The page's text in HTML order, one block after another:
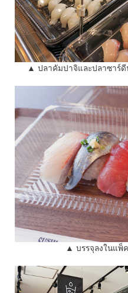
▲ ปลาคัมปาจิและปลาซาร์
▲ บรรจุลงในแพ็